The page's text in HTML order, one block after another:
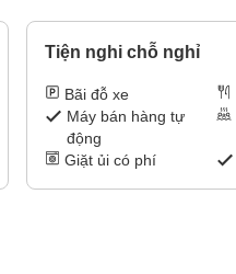
Tiện nghi chỗ nghỉ
Bãi đỗ xe
Máy bán hàng tự
động
Giặt ủi có phí